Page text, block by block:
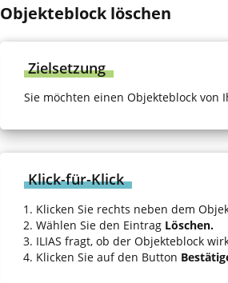
Objekteblock löschen
Zielsetzung
Sie möchten einen Objekteblock von
Klick-für-Klick
Klicken Sie rechts neben dem
Wählen Sie den Eintrag Löschen.
ILIAS fragt, ob der Objekteblock
Klicken Sie auf den Button